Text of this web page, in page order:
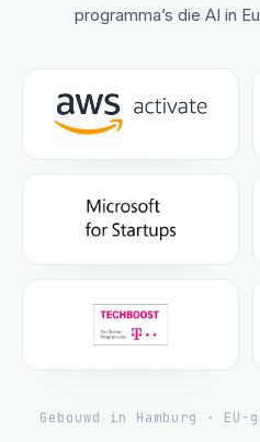
programma’s die AI in
Gebouwd in Hamburg ·